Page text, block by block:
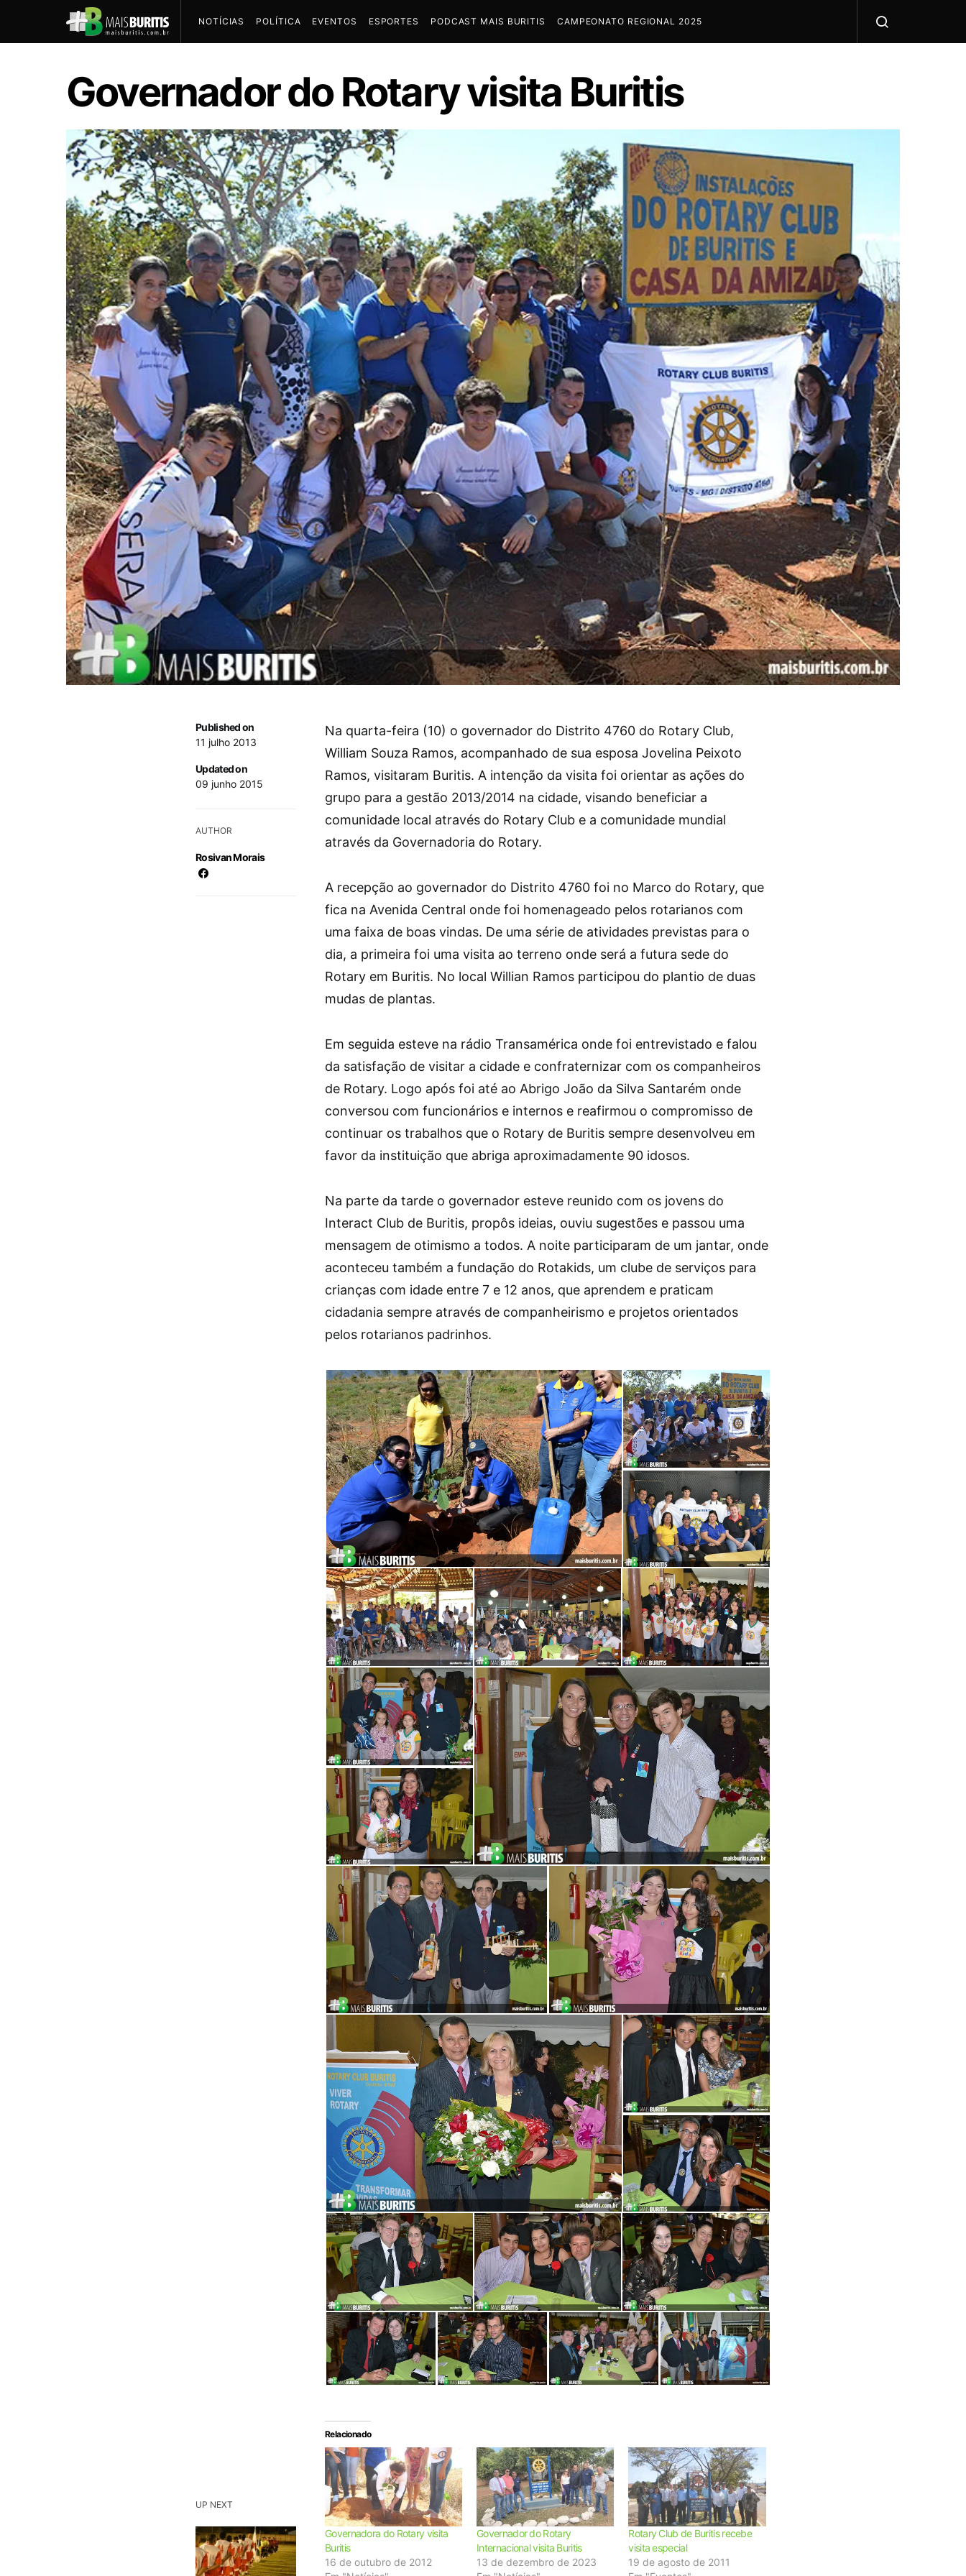
NOTÍCIAS POLÍTICA EVENTOS ESPORTES PODCAST MAIS BURITIS CAMPEONATO REGIONAL 2025
Governador do Rotary visita Buritis
UP NEXT
Published on
11 julho 2013
Updated on
09 junho 2015
AUTHOR
Rosivan Morais
Na quarta-feira (10) o governador do Distrito 4760 do Rotary Club,
William Souza Ramos, acompanhado de sua esposa Jovelina Peixoto
Ramos, visitaram Buritis. A intenção da visita foi orientar as ações do
grupo para a gestão 2013/2014 na cidade, visando beneficiar a
comunidade local através do Rotary Club e a comunidade mundial
através da Governadoria do Rotary.
A recepção ao governador do Distrito 4760 foi no Marco do Rotary, que
fica na Avenida Central onde foi homenageado pelos rotarianos com
uma faixa de boas vindas. De uma série de atividades previstas para o
dia, a primeira foi uma visita ao terreno onde será a futura sede do
Rotary em Buritis. No local Willian Ramos participou do plantio de duas
mudas de plantas.
Em seguida esteve na rádio Transamérica onde foi entrevistado e falou
da satisfação de visitar a cidade e confraternizar com os companheiros
de Rotary. Logo após foi até ao Abrigo João da Silva Santarém onde
conversou com funcionários e internos e reafirmou o compromisso de
continuar os trabalhos que o Rotary de Buritis sempre desenvolveu em
favor da instituição que abriga aproximadamente 90 idosos.
Na parte da tarde o governador esteve reunido com os jovens do
Interact Club de Buritis, propôs ideias, ouviu sugestões e passou uma
mensagem de otimismo a todos. A noite participaram de um jantar, onde
aconteceu também a fundação do Rotakids, um clube de serviços para
crianças com idade entre 7 e 12 anos, que aprendem e praticam
cidadania sempre através de companheirismo e projetos orientados
pelos rotarianos padrinhos.
Relacionado
Governadora do Rotary visita
Buritis
16 de outubro de 2012
Governador do Rotary
Internacional visita Buritis
13 de dezembro de 2023
Rotary Club de Buritis recebe
visita especial
19 de agosto de 2011